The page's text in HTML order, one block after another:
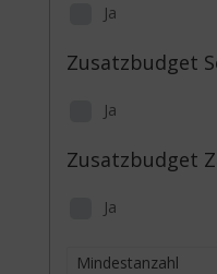
Ja
Zusatzbudget
Ja
Zusatzbudget
Ja
Mindestanzahl